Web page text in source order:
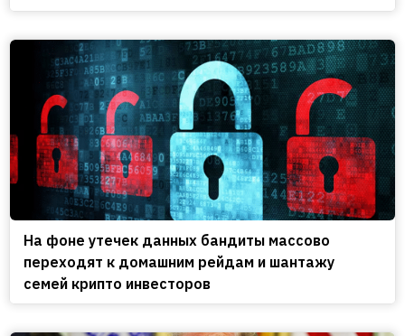
На фоне утечек данных бандиты массово
переходят к домашним рейдам и шантажу
семей крипто инвесторов